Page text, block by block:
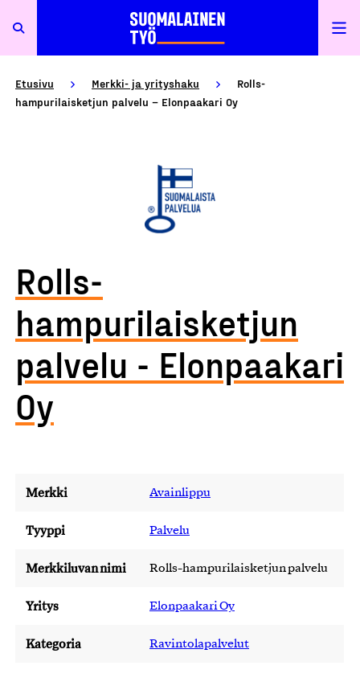
Etusivu Merkki- ja yrityshaku
Rolls-
hampurilaisketjun palvelu – Elonpaakari Oy
Rolls-
hampurilaisketjun
palvelu - Elonpaakari
Oy
Merkki Avainlippu
Tyyppi Palvelu
Merkkiluvan nimi Rolls-hampurilaisketjun palvelu
Yritys Elonpaakari Oy
Kategoria Ravintolapalvelut